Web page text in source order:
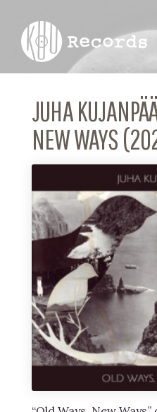
JUHA
NEW WAYS